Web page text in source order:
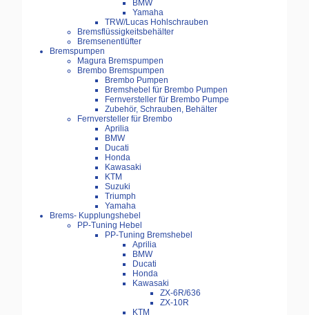
BMW
Yamaha
TRW/Lucas Hohlschrauben
Bremsflüssigkeitsbehälter
Bremsenentlüfter
Bremspumpen
Magura Bremspumpen
Brembo Bremspumpen
Brembo Pumpen
Bremshebel für Brembo Pumpen
Fernversteller für Brembo Pumpe
Zubehör, Schrauben, Behälter
Fernversteller für Brembo
Aprilia
BMW
Ducati
Honda
Kawasaki
KTM
Suzuki
Triumph
Yamaha
Brems- Kupplungshebel
PP-Tuning Hebel
PP-Tuning Bremshebel
Aprilia
BMW
Ducati
Honda
Kawasaki
ZX-6R/636
ZX-10R
KTM